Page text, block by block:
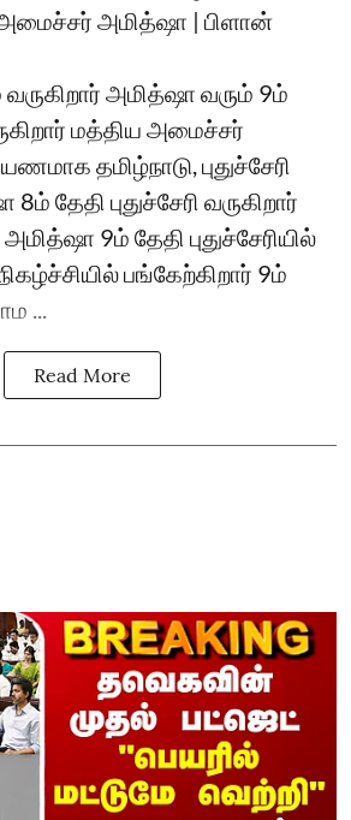
அமித்ஷா | பிளான்
அமித்ஷா வரும் 9ம்
மத்திய அமைச்சர்
தமிழ்நாடு, புதுச்சேரி
தேதி புதுச்சேரி வருகிறார்
9ம் தேதி புதுச்சேரியில்
பங்கேற்கிறார் 9ம்
...
Read More